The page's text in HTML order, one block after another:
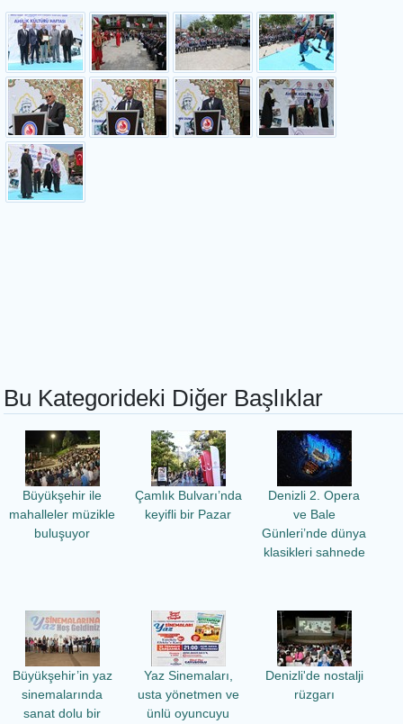
Bu Kategorideki Diğer Başlıklar
Büyükşehir ile
mahalleler müzikle
buluşuyor
Çamlık Bulvarı’nda
keyifli bir Pazar
Denizli 2. Opera
ve Bale
Günleri’nde dünya
klasikleri sahnede
Büyükşehir’in yaz
sinemalarında
sanat dolu bir
Yaz Sinemaları,
usta yönetmen ve
ünlü oyuncuyu
Denizli'de nostalji
rüzgarı